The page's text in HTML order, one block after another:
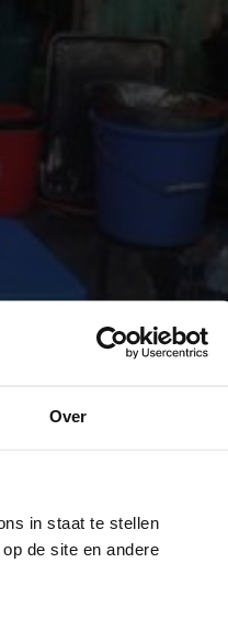
Over
in staat te stellen
de site en andere